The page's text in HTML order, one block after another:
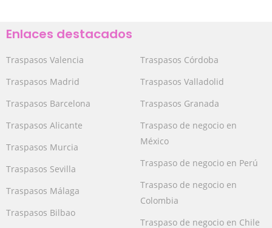
Enlaces destacados
Traspasos Valencia
Traspasos Madrid
Traspasos Barcelona
Traspasos Alicante
Traspasos Murcia
Traspasos Sevilla
Traspasos Málaga
Traspasos Bilbao
Traspasos Córdoba
Traspasos Valladolid
Traspasos Granada
Traspaso de negocio en
México
Traspaso de negocio en Perú
Traspaso de negocio en
Colombia
Traspaso de negocio en Chile